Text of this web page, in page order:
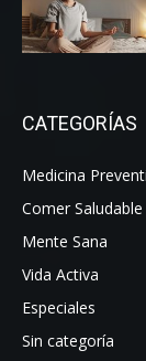
CATEGORÍAS
Medicina
Comer Saludable
Mente Sana
Vida Activa
Especiales
Sin categoría